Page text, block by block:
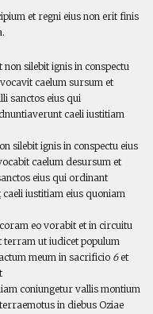
et regni eius non erit finis
silebit ignis in conspectu
caelum sursum et
sanctos eius qui
caeli iustitiam
silebit ignis in conspectu eius
caelum desursum et
eius qui ordinant
caeli iustitiam eius quoniam
eo vorabit et in circuitu
ut iudicet populum
meum in sacrificio 6et
coniungetur vallis montium
in diebus Oziae